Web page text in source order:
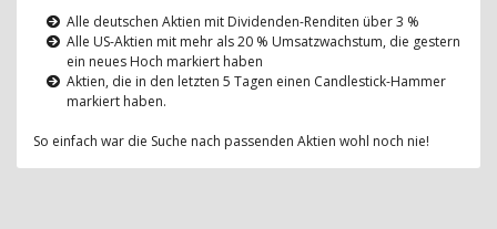
Alle deutschen Aktien mit Dividenden-Renditen über 3 %
Alle US-Aktien mit mehr als 20 % Umsatzwachstum, die gestern
ein neues Hoch markiert haben
Aktien, die in den letzten 5 Tagen einen Candlestick-Hammer
markiert haben.
So einfach war die Suche nach passenden Aktien wohl noch nie!